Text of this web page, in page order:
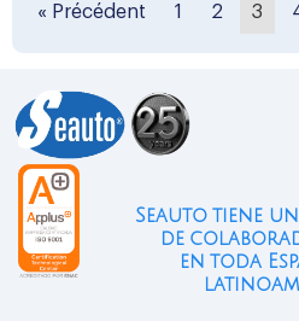
« Précédent 1 2 3
Seauto tiene
de
en toda